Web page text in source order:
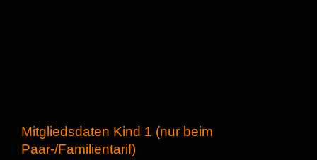
Mitgliedsdaten Kind 1 (nur beim
Paar-/Familientarif)